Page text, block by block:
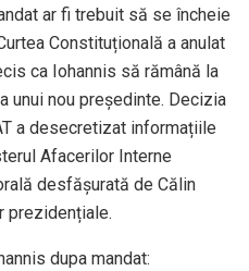
ar fi trebuit să se încheie
Constituțională a anulat
ca Iohannis să rămână la
unui nou președinte. Decizia
a desecretizat informațiile
Afacerilor Interne
desfășurată de Călin
prezidențiale.
dupa mandat: